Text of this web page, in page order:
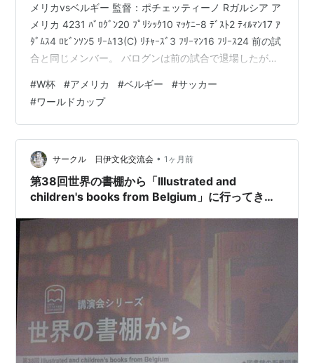
メリカvsベルギー 監督：ポチェッティーノ Rガルシア ア
メリカ 4231 ﾊﾞﾛｸﾞﾝ20 ﾌﾟﾘｼｯｸ10 ﾏｯｹﾆｰ8 ﾃﾞｽﾄ2 ﾃｨﾙﾏﾝ17 ｱ
ﾀﾞﾑｽ4 ﾛﾋﾞﾝｿﾝ5 ﾘｰﾑ13(C) ﾘﾁｬｰｽﾞ3 ﾌﾘｰﾏﾝ16 ﾌﾘｰｽ24 前の試
合と同じメンバー。 バログンは前の試合で退場したが、
ンがいるのは大きい。 ベルギー 4231 ﾃﾞｹﾃﾗｰﾚ17 ﾄﾛｻｰﾙ10
ﾃｨｰﾚﾏﾝｽ8(C) ﾙｹ・ﾊﾞｷｵ14 ﾗｽｷﾝ23 ｵﾅﾅ24 ﾃﾞｶｲﾍﾟﾙ5 ﾒﾍﾚ4…
#W杯 #アメリカ #ベルギー #サッカー
#ワールドカップ
サークル 日伊文化交流会 • 1ヶ月前
第38回世界の書棚から「Illustrated and
children's books from Belgium」に行ってきま